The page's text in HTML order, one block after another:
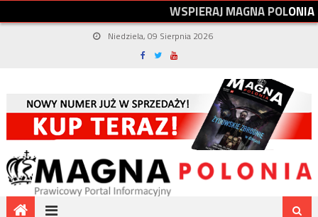
WSPIERAJMAGNAPOLONIA
Niedziela, 09 Sierpnia 2026